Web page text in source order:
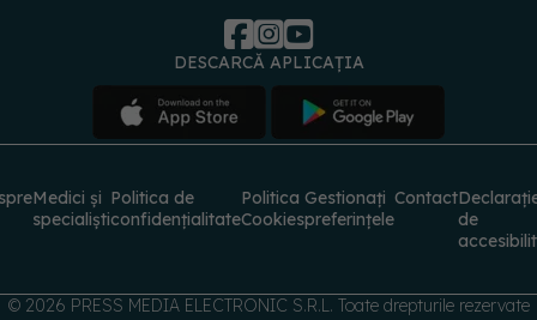
DESCARCĂ APLICAȚIA
Medici și
specialiști
Politica de
confidențialitate
Politica
Cookies
Gestionați
preferințele
Contact
de
© 2026 PRESS MEDIA ELECTRONIC S.R.L. Toate drepturile rezervate